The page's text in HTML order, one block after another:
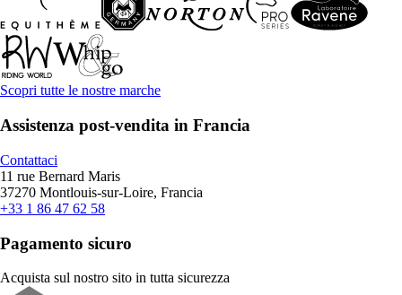
Scopri tutte le nostre marche
Assistenza post-vendita in Francia
Contattaci
11 rue Bernard Maris
37270 Montlouis-sur-Loire, Francia
+33 1 86 47 62 58
Pagamento sicuro
Acquista sul nostro sito in tutta sicurezza